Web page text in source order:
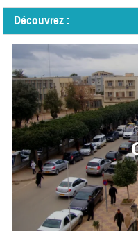
Découvrez :